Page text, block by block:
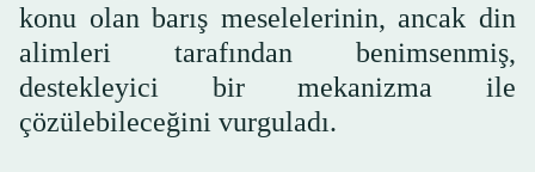
konu olan barış meselelerinin, ancak din
alimleri tarafından benimsenmiş,
destekleyici bir mekanizma ile
çözülebileceğini vurguladı.